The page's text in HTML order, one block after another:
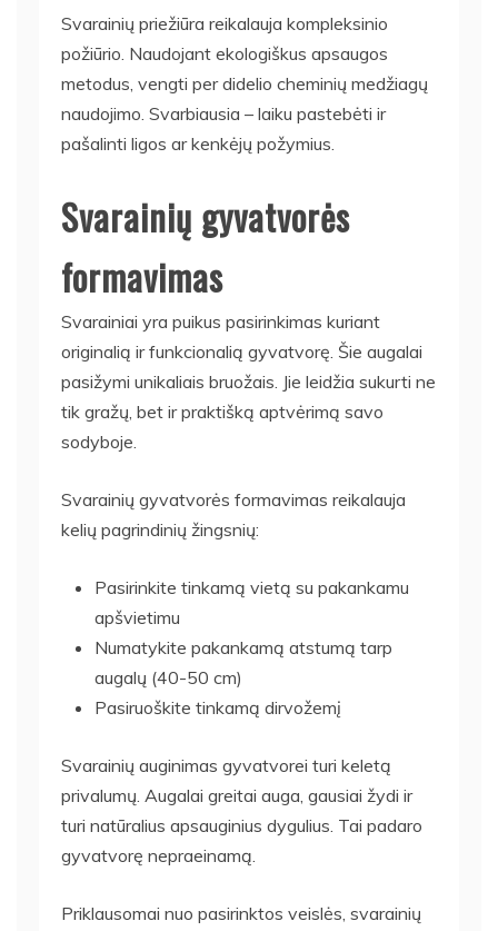
Svarainių priežiūra reikalauja kompleksinio
požiūrio. Naudojant ekologiškus apsaugos
metodus, vengti per didelio cheminių medžiagų
naudojimo. Svarbiausia – laiku pastebėti ir
pašalinti ligos ar kenkėjų požymius.
Svarainių gyvatvorės
formavimas
Svarainiai yra puikus pasirinkimas kuriant
originalią ir funkcionalią gyvatvorę. Šie augalai
pasižymi unikaliais bruožais. Jie leidžia sukurti ne
tik gražų, bet ir praktišką aptvėrimą savo
sodyboje.
Svarainių gyvatvorės formavimas reikalauja
kelių pagrindinių žingsnių:
Pasirinkite tinkamą vietą su pakankamu
apšvietimu
Numatykite pakankamą atstumą tarp
augalų (40-50 cm)
Pasiruoškite tinkamą dirvožemį
Svarainių auginimas gyvatvorei turi keletą
privalumų. Augalai greitai auga, gausiai žydi ir
turi natūralius apsauginius dygulius. Tai padaro
gyvatvorę nepraeinamą.
Priklausomai nuo pasirinktos veislės, svarainių